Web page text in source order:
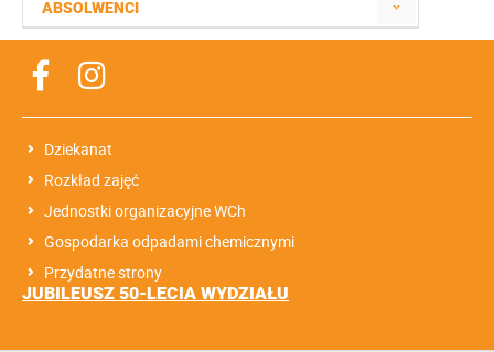
ABSOLWENCI
Dziekanat
Rozkład zajęć
Jednostki organizacyjne WCh
Gospodarka odpadami chemicznymi
Przydatne strony
JUBILEUSZ 50-LECIA WYDZIAŁU